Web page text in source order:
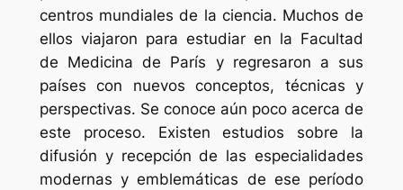
centros mundiales de la ciencia. Muchos de
ellos viajaron para estudiar en la Facultad
de Medicina de París y regresaron a sus
países con nuevos conceptos, técnicas y
perspectivas. Se conoce aún poco acerca de
este proceso. Existen estudios sobre la
difusión y recepción de las especialidades
modernas y emblemáticas de ese período